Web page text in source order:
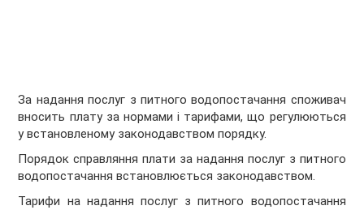
За надання послуг з питного водопостачання споживач
вносить плату за нормами і тарифами, що регулюються
у встановленому законодавством порядку.
Порядок справляння плати за надання послуг з питного
водопостачання встановлюється законодавством.
Тарифи на надання послуг з питного водопостачання